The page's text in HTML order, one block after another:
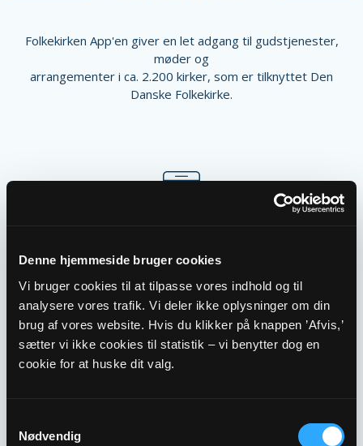
Denne hjemmeside bruger cookies
Vi bruger cookies til at tilpasse vores indhold og til
analysere vores trafik. Vi deler ikke oplysninger om din
brug af vores website. Hvis du klikker på knappen ’Afvis,’
sætter vi ikke cookies til statistik – vi benytter dog en
cookie for at huske dit valg.
Nødvendig
Folkekirken App'en giver en let adgang til gudstjenester,
møder og
arrangementer i ca. 2.200 kirker, som er tilknyttet Den
Danske Folkekirke.
Download til iPhone